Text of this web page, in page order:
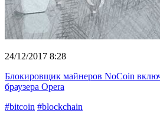
24/12/2017 8:28
Блокировщик майнеров NoCoin
браузера Opera
#bitcoin #blockchain